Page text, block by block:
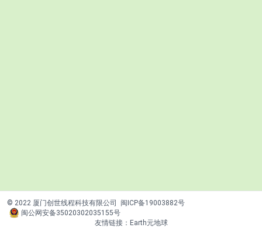
© 2022 厦门创世线程科技有限公司
闽ICP备19003882号
闽公网安备35020302035155号
友情链接： Earth元地球